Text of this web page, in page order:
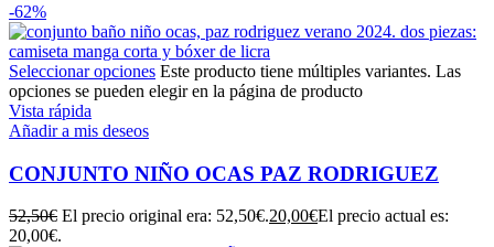
-62%
Seleccionar opciones Este producto tiene múltiples variantes. Las
opciones se pueden elegir en la página de producto
Vista rápida
Añadir a mis deseos
CONJUNTO NIÑO OCAS PAZ RODRIGUEZ
52,50€ El precio original era: 52,50€.20,00€El precio actual es:
20,00€.